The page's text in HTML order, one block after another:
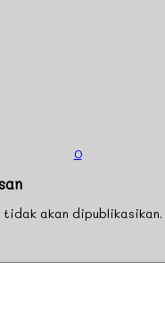
0
akan dipublikasikan.